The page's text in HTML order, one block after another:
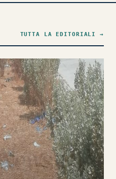
TUTTA LA EDITORIALI →